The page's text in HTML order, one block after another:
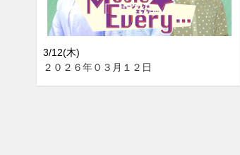
3/12(木)
２０２６年０３月１２日